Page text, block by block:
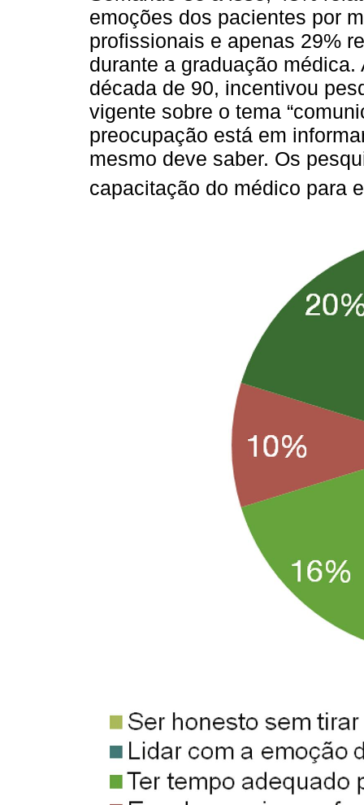
emoções dos pacientes por
profissionais e apenas 29%
durante a graduação
década de 90, incentivou
vigente sobre o tema
preocupação está em
mesmo deve saber. Os
capacitação do médico para